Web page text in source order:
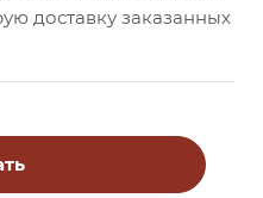
доставку заказанных